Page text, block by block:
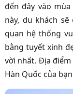
đến đây vào
này, du khách sẽ
quan hệ thống
bằng tuyết xinh
vời nhất. Địa
Hàn Quốc của